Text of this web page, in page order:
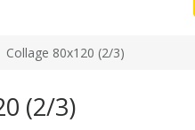
Collage 80x120 (2/3)
(2/3)